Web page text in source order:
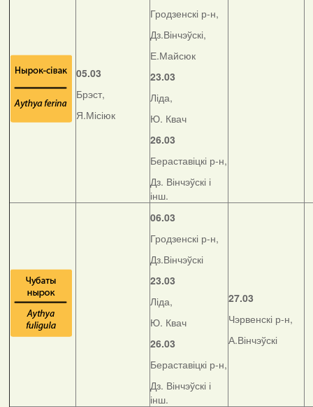
05.03
Брэст,
Я.Місіюк
Гродзенскі р-н,
Дз.Вінчэўскі,
Е.Майсюк
23.03
Ліда,
Ю. Квач
26.03
Бераставіцкі р-н,
Дз. Вінчэўскі і
інш.
06.03
Гродзенскі р-н,
Дз.Вінчэўскі
23.03
Ліда,
Ю. Квач
26.03
Бераставіцкі р-н,
Дз. Вінчэўскі і
інш.
27.03
Чэрвенскі р-н,
А.Вінчэўскі